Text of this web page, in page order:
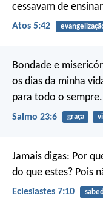
cessavam de
Atos 5:42
Bondade e
os dias da minha
para todo o sempre.
Salmo 23:6 graça
Jamais digas: Por
do que estes? Pois
Eclesiastes 7:10